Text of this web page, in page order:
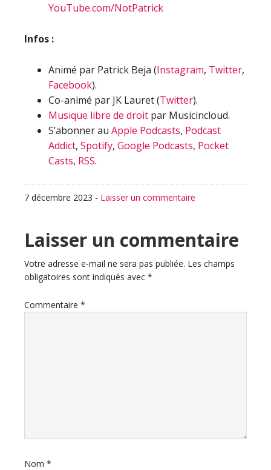
YouTube.com/NotPatrick
Infos :
Animé par Patrick Beja (Instagram, Twitter,
Facebook).
Co-animé par JK Lauret (Twitter).
Musique libre de droit par Musicincloud.
S’abonner au Apple Podcasts, Podcast
Addict, Spotify, Google Podcasts, Pocket
Casts, RSS.
7 décembre 2023 - Laisser un commentaire
Interactions
du
lecteur
Laisser un commentaire
Votre adresse e-mail ne sera pas publiée. Les champs
obligatoires sont indiqués avec *
Commentaire *
Nom *